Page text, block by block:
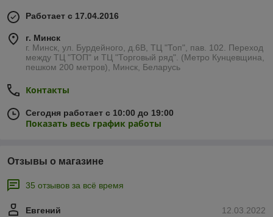
Работает с 17.04.2016
г. Минск
г. Минск, ул. Бурдейного, д.6В, ТЦ "Топ", пав. 102. Переход
между ТЦ "ТОП" и ТЦ "Торговый ряд". (Метро Кунцевщина,
пешком 200 метров), Минск, Беларусь
Контакты
Сегодня работает с 10:00 до 19:00
Показать весь график работы
Отзывы о магазине
35 отзывов за всё время
12.03.2022
Евгений